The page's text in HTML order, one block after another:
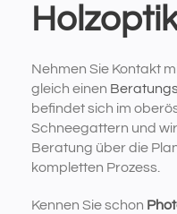
Nehmen Sie Kontakt
gleich einen
befindet sich im
Schneegattern und
Beratung über die
kompletten Prozess.
Kennen Sie schon